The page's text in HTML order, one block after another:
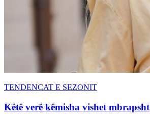
TENDENCAT E SEZONIT
Këtë verë këmisha vishet mbrapsht